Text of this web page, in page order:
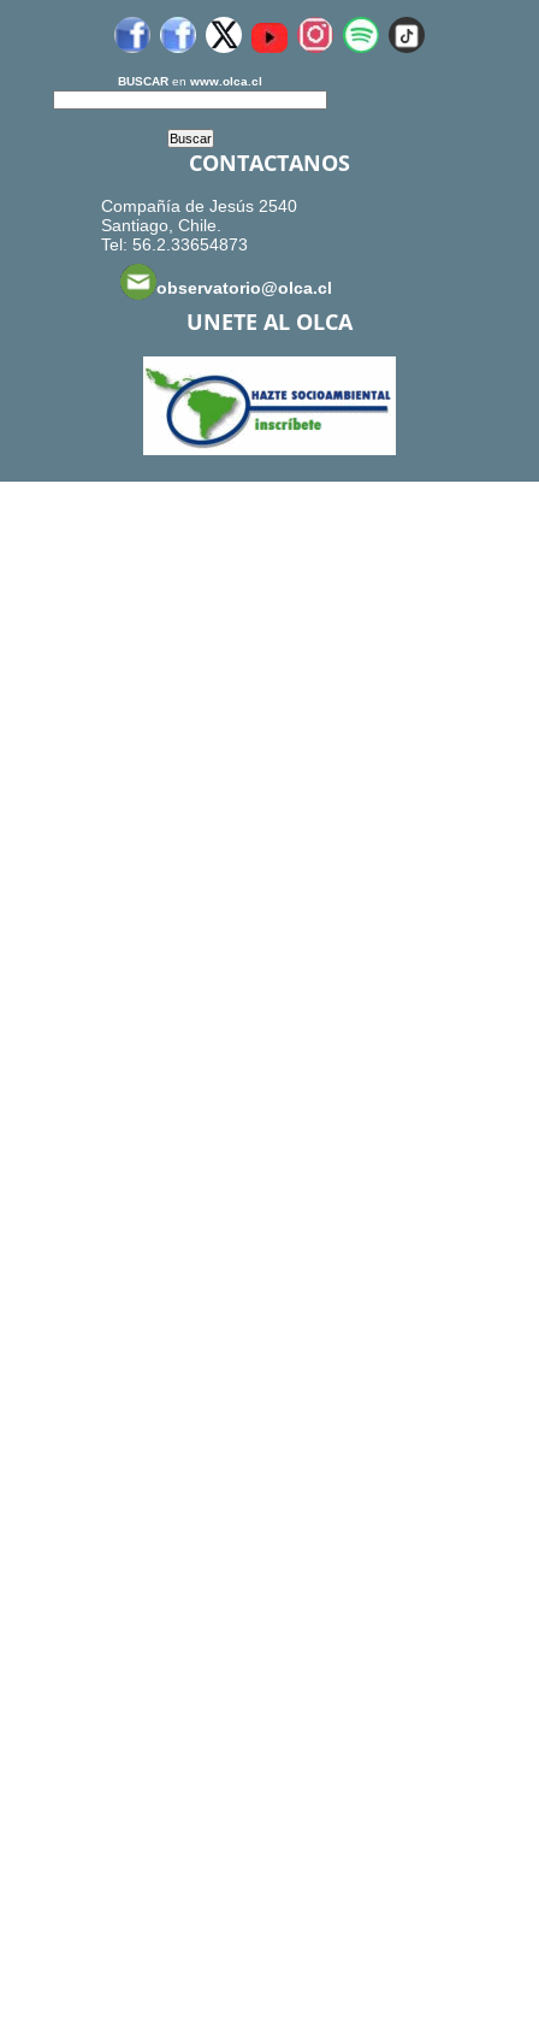
BUSCAR en www.olca.cl
CONTACTANOS
Compañía de Jesús 2540
Santiago, Chile.
Tel: 56.2.33654873
observatorio@olca.cl
UNETE AL OLCA